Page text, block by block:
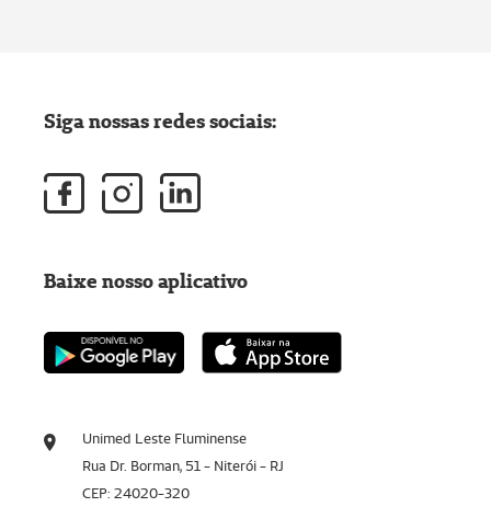
Unimed Leste Fluminense
Rua Dr. Borman, 51 - Niterói - RJ
CEP: 24020-320
Siga nossas redes sociais:
Baixe nosso aplicativo